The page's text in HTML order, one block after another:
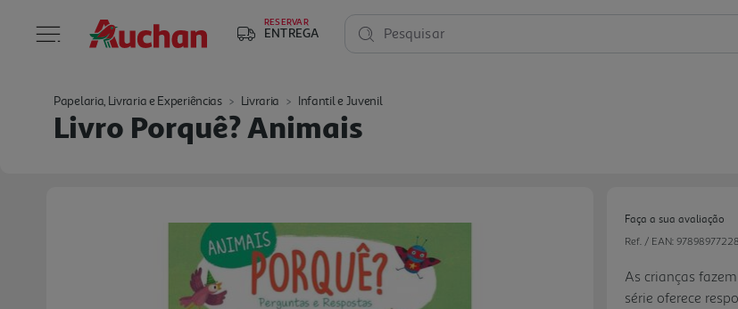
RESERVAR
ENTREGA Pesquisar
Papelaria, Livraria e Experiências Livraria Infantil e Juvenil
Livro Porquê? Animais
Faça a sua avaliação
Ref. / EAN:
As crianças
série oferece